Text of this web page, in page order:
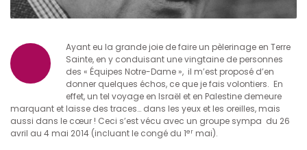
Ayant eu la grande joie de faire un pèlerinage en Terre
Sainte, en y conduisant une vingtaine de personnes
des « Équipes Notre-Dame », il m’est proposé d’en
donner quelques échos, ce que je fais volontiers. En
effet, un tel voyage en Israël et en Palestine demeure
marquant et laisse des traces… dans les yeux et les oreilles, mais
aussi dans le cœur ! Ceci s’est vécu avec un groupe sympa du 26
avril au 4 mai 2014 (incluant le congé du 1er mai).